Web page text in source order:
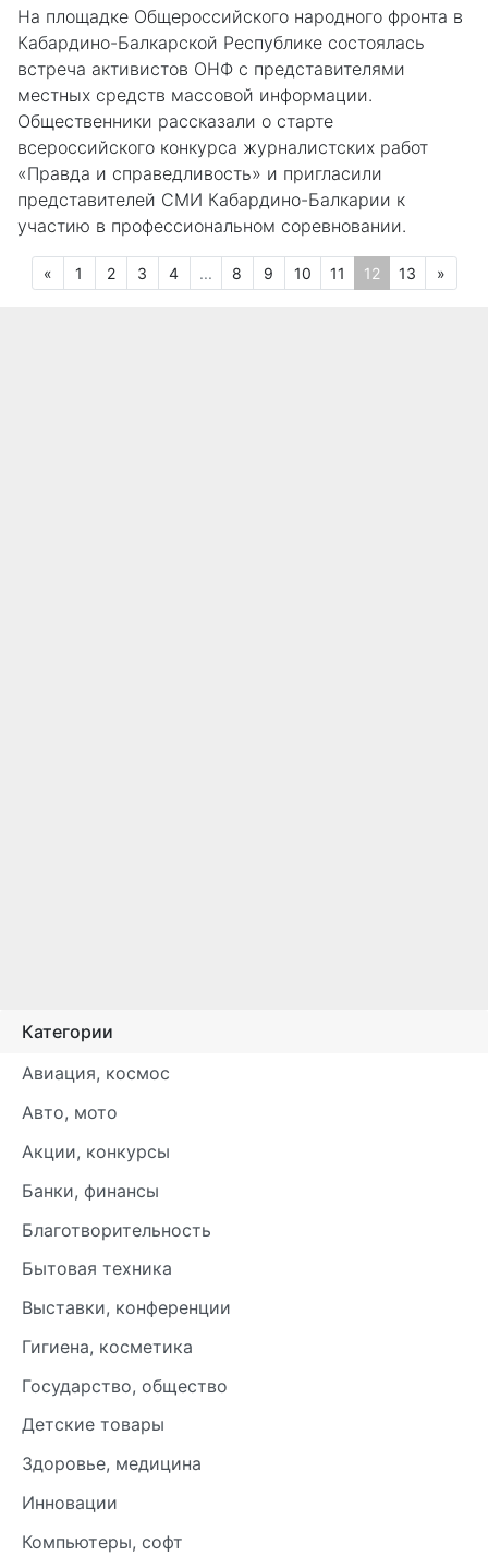
На площадке Общероссийского народного фронта в
Кабардино-Балкарской Республике состоялась
встреча активистов ОНФ с представителями
местных средств массовой информации.
Общественники рассказали о старте
всероссийского конкурса журналистских работ
«Правда и справедливость» и пригласили
представителей СМИ Кабардино-Балкарии к
участию в профессиональном соревновании.
«Предыдущая
1 2 3 4 ... 8 9 10 11 12(текущая)
13 »
Категории
Авиация, космос
Авто, мото
Акции, конкурсы
Банки, финансы
Благотворительность
Бытовая техника
Выставки, конференции
Гигиена, косметика
Государство, общество
Детские товары
Здоровье, медицина
Инновации
Компьютеры, софт